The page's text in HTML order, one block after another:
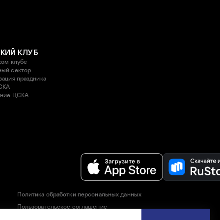
КЛУБ
клубе
сектор
праздника
ЦСКА
Политика обработки персональных данных
Пользовательское соглашение